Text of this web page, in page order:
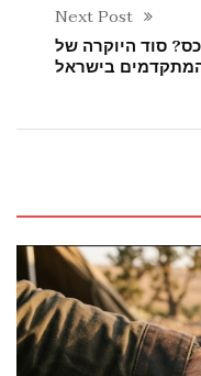
Next Post
סוד היוקרה של
בישראל